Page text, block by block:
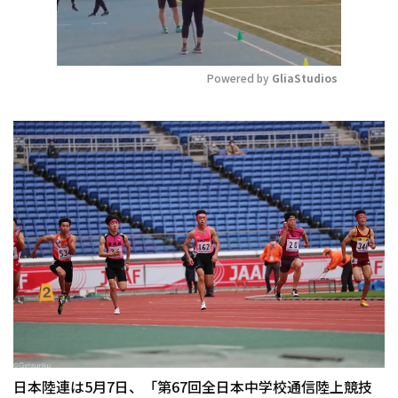
Powered by GliaStudios
日本陸連は5月7日、「第67回全日本中学校通信陸上競技